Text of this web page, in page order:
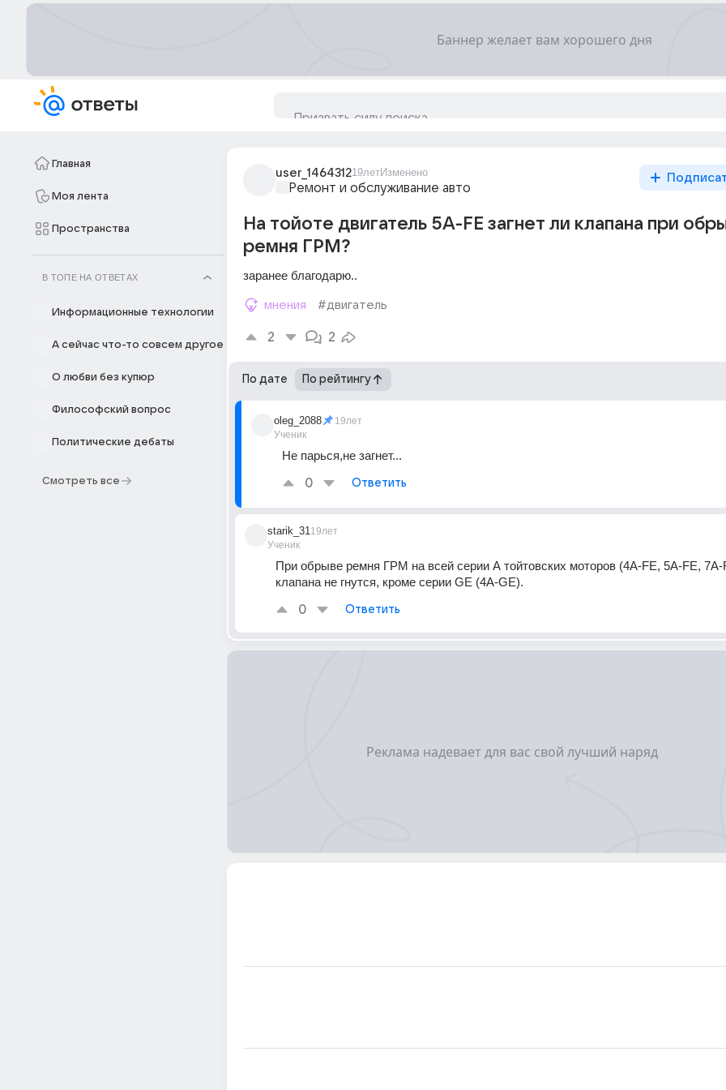
Главная
Моя лента
Пространства
В ТОПЕ НА ОТВЕТАХ
Информационные технологии
А сейчас что-то совсем другое
О любви без купюр
Философский вопрос
Политические дебаты
Смотреть все
user_146431219летИзменено
Ремонт и обслуживание авто
На тойоте двигатель 5A-FE загнет ли клапана при
ремня ГРМ?
заранее благодарю..
мнения #двигатель
2 2
По дате По рейтингу
oleg_2088
Ученик
19лет
Не парься,не загнет...
0 Ответить
starik_31
Ученик
19лет
При обрыве ремня ГРМ на всей серии А тойтовских моторов (4A-FE, 5A-FE, 7A-
клапана не гнутся, кроме серии GE (4A-GE).
0 Ответить